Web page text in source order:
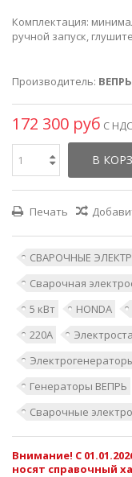
Комплектация:
ручной запуск,
Производитель: ВЕПРЬ
172 300 руб С НДС
В
Печать
СВАРОЧНЫЕ
Сварочная
5 кВт
HONDA
220А
Генераторы ВЕПРЬ
Сварочные
Внимание! С
носят справочный